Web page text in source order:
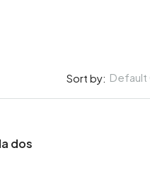
Sort by: Default
dos